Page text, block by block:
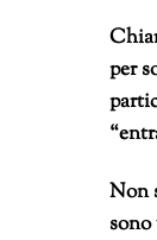
per
Non